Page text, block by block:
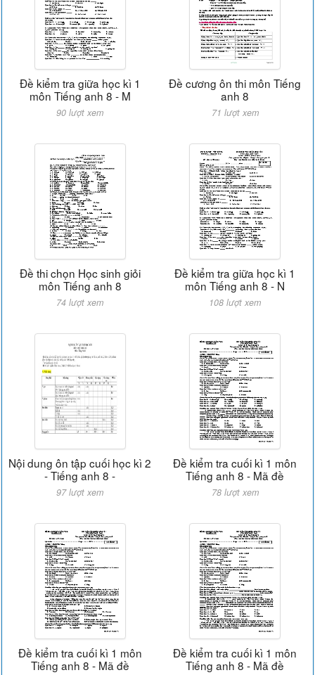
Đề kiểm tra giữa học kì 1
môn Tiếng anh 8 - M
90 lượt xem
Đề cương ôn thi môn Tiếng
anh 8
71 lượt xem
Đề thi chọn Học sinh giỏi
môn Tiếng anh 8
74 lượt xem
Đề kiểm tra giữa học kì 1
môn Tiếng anh 8 - N
108 lượt xem
Nội dung ôn tập cuối học kì 2
- Tiếng anh 8 -
97 lượt xem
Đề kiểm tra cuối kì 1 môn
Tiếng anh 8 - Mã đề
78 lượt xem
Đề kiểm tra cuối kì 1 môn
Tiếng anh 8 - Mã đề
Đề kiểm tra cuối kì 1 môn
Tiếng anh 8 - Mã đề